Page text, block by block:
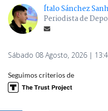
Ítalo Sánchez
Periodista de
Sábado 08 Agosto, 2026 |
Seguimos criterios de